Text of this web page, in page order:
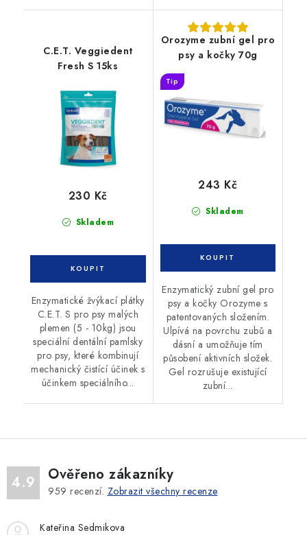
C.E.T. Veggiedent
Fresh S 15ks
Skladem
230 Kč
Enzymatické žvýkací plátky
C.E.T. S pro psy malých
plemen (5 - 10kg) jsou
speciální dentální pamlsky
pro psy, které kombinují
mechanický čistící účinek s
účinkem speciálního...
Orozyme zubní gel pro
psy a kočky 70g
Tip
Skladem
243 Kč
Enzymatický zubní gel pro
psy a kočky Orozyme s
patentovaných složením.
Ulpívá na povrchu zubů a
dásní a umožňuje tím
působení aktivních složek.
Gel rozrušuje existující
zubní...
4.9 Ověřeno zákazníky
959 recenzí. Zobrazit všechny recenze
Kateřina Sedmikova